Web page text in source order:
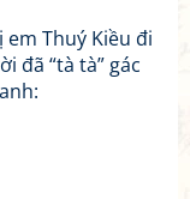
Thuý Kiều đi
đã “tà tà” gác